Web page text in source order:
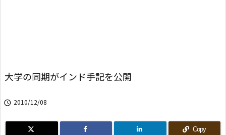
大学の同期がインド手記を公開
 2010/12/08
Copy